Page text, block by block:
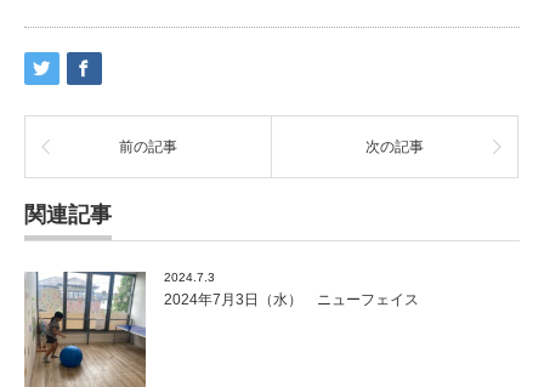
前の記事 次の記事
関連記事
2024.7.3
2024年7月3日（水） ニューフェイス